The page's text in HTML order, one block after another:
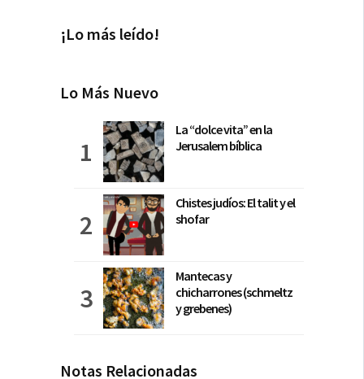
¡Lo más leído!
Lo Más Nuevo
La “dolce vita” en la
Jerusalem bíblica
Chistes judíos: El talit y el
shofar
Mantecas y
chicharrones (schmeltz
y grebenes)
Notas Relacionadas